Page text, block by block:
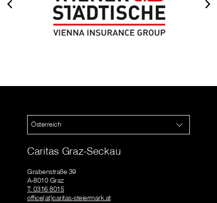
Österreich
Caritas Graz-Seckau
Grabenstraße 39
A-8010 Graz
T: 0316 8015
office(at)caritas-steiermark.at